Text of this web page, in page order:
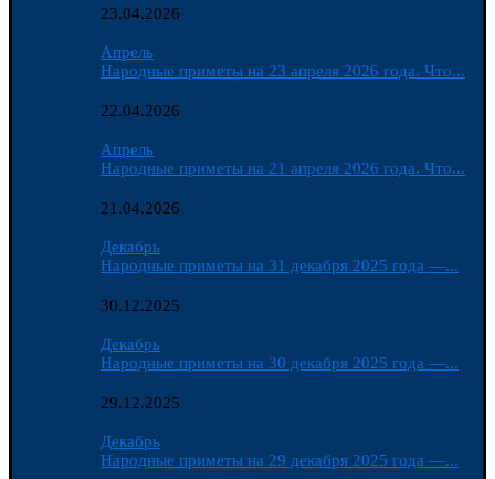
23.04.2026
Апрель
Народные приметы на 23 апреля 2026 года. Что...
22.04.2026
Апрель
Народные приметы на 21 апреля 2026 года. Что...
21.04.2026
Декабрь
Народные приметы на 31 декабря 2025 года —...
30.12.2025
Декабрь
Народные приметы на 30 декабря 2025 года —...
29.12.2025
Декабрь
Народные приметы на 29 декабря 2025 года —...